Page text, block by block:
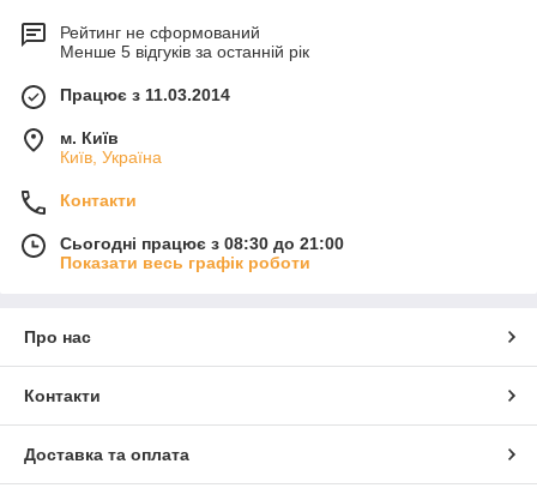
Рейтинг не сформований
Менше 5 відгуків за останній рік
Працює з 11.03.2014
м. Київ
Київ, Україна
Контакти
Сьогодні працює з 08:30 до 21:00
Показати весь графік роботи
Про нас
Контакти
Доставка та оплата